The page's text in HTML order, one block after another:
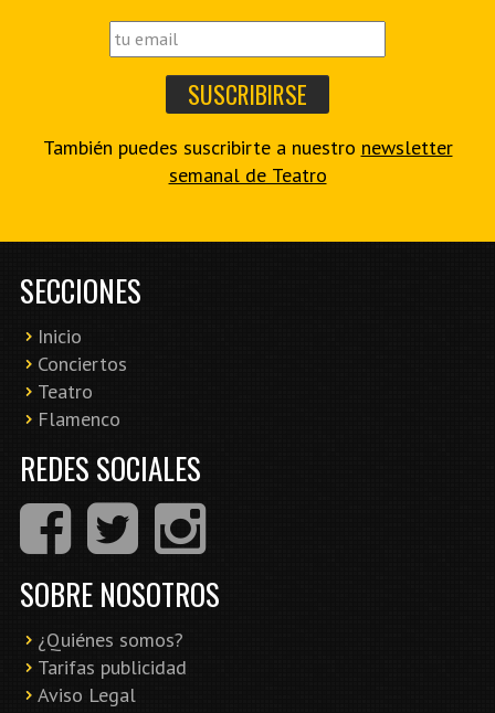
También puedes suscribirte a nuestro newsletter
semanal de Teatro
SECCIONES
Inicio
Conciertos
Teatro
Flamenco
REDES SOCIALES
SOBRE NOSOTROS
¿Quiénes somos?
Tarifas publicidad
Aviso Legal